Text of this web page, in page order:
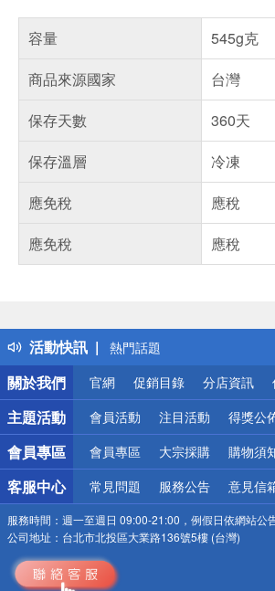
容量
545g克
商品來源國家
台灣
保存天數
360天
保存溫層
冷凍
應免稅
應稅
應免稅
應稅
活動快訊
得獎公告
熱門話題
銀行優惠
偏遠地區配送
詐騙網頁！請小心！
關於我們
官網 促銷目錄 分店資訊
主題活動 會員活動 注目活動 得獎公
會員專區 會員專區 大宗採購 購物須
客服中心 常見問題 服務公告 意見信
服務時間： 週一至週日 09:00-21:00，例假日依網站公
公司地址： 台北市北投區大業路136號5樓 (台灣)